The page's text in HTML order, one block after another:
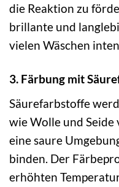
die Reaktion zu
brillante und
vielen Wäschen
3. Färbung mit
Säurefarbstoffe
wie Wolle und Seide
eine saure
binden. Der
erhöhten